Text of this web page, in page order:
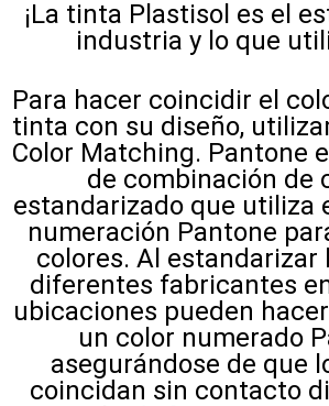
¡La tinta Plastisol es el
industria y lo que
Para hacer coincidir el
tinta con su diseño,
Color Matching. Pantone
de combinación de
estandarizado que utiliza
numeración Pantone
colores. Al estandarizar
diferentes fabricantes
ubicaciones pueden
un color numerado
asegurándose de que
coincidan sin contacto